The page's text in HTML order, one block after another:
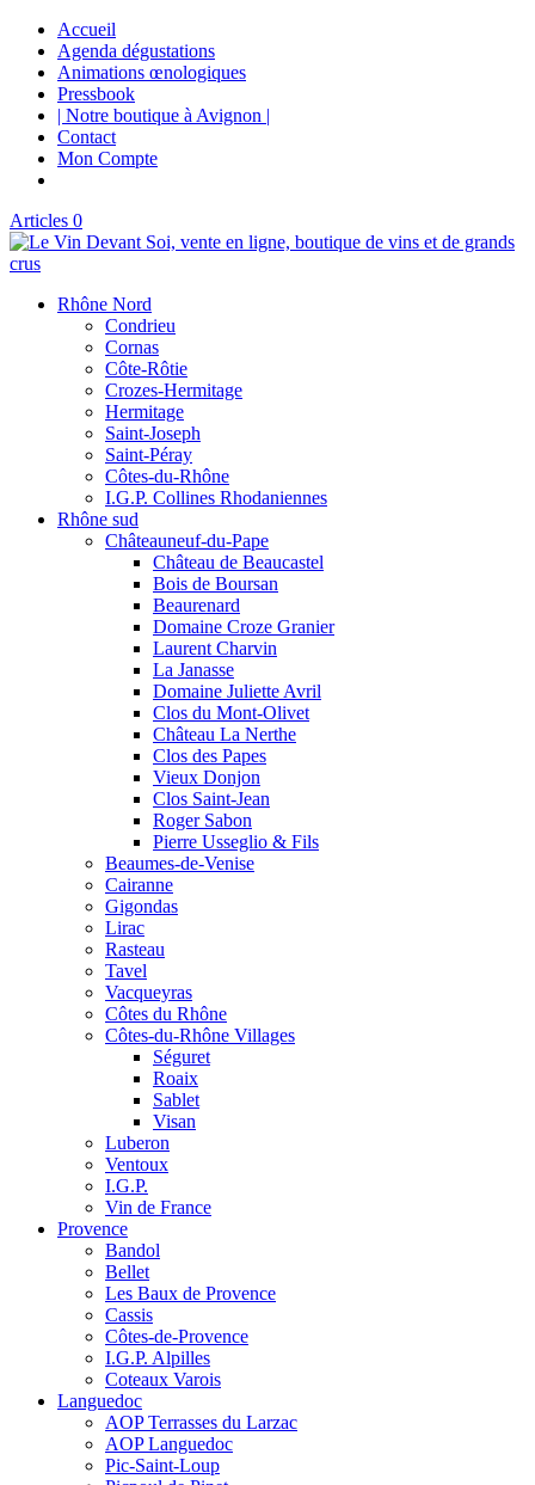
Accueil
Agenda dégustations
Animations œnologiques
Pressbook
| Notre boutique à Avignon |
Contact
Mon Compte
Articles 0
Rhône Nord
Condrieu
Cornas
Côte-Rôtie
Crozes-Hermitage
Hermitage
Saint-Joseph
Saint-Péray
Côtes-du-Rhône
I.G.P. Collines Rhodaniennes
Rhône sud
Châteauneuf-du-Pape
Château de Beaucastel
Bois de Boursan
Beaurenard
Domaine Croze Granier
Laurent Charvin
La Janasse
Domaine Juliette Avril
Clos du Mont-Olivet
Château La Nerthe
Clos des Papes
Vieux Donjon
Clos Saint-Jean
Roger Sabon
Pierre Usseglio & Fils
Beaumes-de-Venise
Cairanne
Gigondas
Lirac
Rasteau
Tavel
Vacqueyras
Côtes du Rhône
Côtes-du-Rhône Villages
Séguret
Roaix
Sablet
Visan
Luberon
Ventoux
I.G.P.
Vin de France
Provence
Bandol
Bellet
Les Baux de Provence
Cassis
Côtes-de-Provence
I.G.P. Alpilles
Coteaux Varois
Languedoc
AOP Terrasses du Larzac
AOP Languedoc
Pic-Saint-Loup